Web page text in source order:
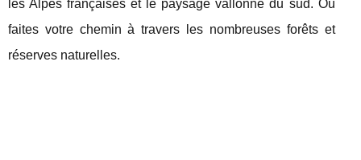
les Alpes françaises et le paysage vallonné du sud. Ou
faites votre chemin à travers les nombreuses forêts et
réserves naturelles.